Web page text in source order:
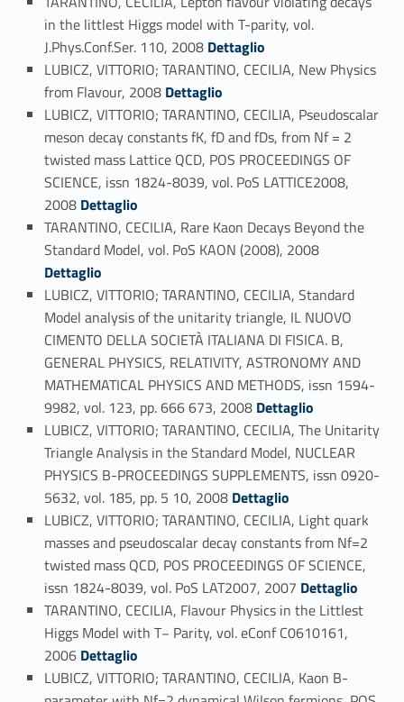
in the littlest Higgs model with T-parity, vol.
J.Phys.Conf.Ser. 110, 2008 Link identifier #identifier_person_4997-102
Dettaglio
LUBICZ, VITTORIO; TARANTINO, CECILIA, New Physics
from Flavour, 2008 Link identifier #identifier_person_59382-103
Dettaglio
LUBICZ, VITTORIO; TARANTINO, CECILIA, Pseudoscalar
meson decay constants fK, fD and fDs, from Nf = 2
twisted mass Lattice QCD, POS PROCEEDINGS OF
SCIENCE, issn 1824-8039, vol. PoS LATTICE2008,
2008 Link identifier #identifier_person_64008-104
Dettaglio
TARANTINO, CECILIA, Rare Kaon Decays Beyond the
Standard Model, vol. PoS KAON (2008), 2008Link identifier #identifier_person_9934-105
Dettaglio
LUBICZ, VITTORIO; TARANTINO, CECILIA, Standard
Model analysis of the unitarity triangle, IL NUOVO
CIMENTO DELLA SOCIETÀ ITALIANA DI FISICA. B,
GENERAL PHYSICS, RELATIVITY, ASTRONOMY AND
MATHEMATICAL PHYSICS AND METHODS, issn 1594-
9982, vol. 123, pp. 666 673, 2008 Link identifier #identifier_person_45652-106
Dettaglio
LUBICZ, VITTORIO; TARANTINO, CECILIA, The Unitarity
Triangle Analysis in the Standard Model, NUCLEAR
PHYSICS B-PROCEEDINGS SUPPLEMENTS, issn 0920-
5632, vol. 185, pp. 5 10, 2008 Link identifier #identifier_person_90344-107
Dettaglio
LUBICZ, VITTORIO; TARANTINO, CECILIA, Light quark
masses and pseudoscalar decay constants from Nf=2
twisted mass QCD, POS PROCEEDINGS OF SCIENCE,
issn 1824-8039, vol. PoS LAT2007, 2007 Link identifier #identifier_person_140894-108
Dettaglio
TARANTINO, CECILIA, Flavour Physics in the Littlest
Higgs Model with T− Parity, vol. eConf C0610161,
2006 Link identifier #identifier_person_154020-109
Dettaglio
LUBICZ, VITTORIO; TARANTINO, CECILIA, Kaon B-